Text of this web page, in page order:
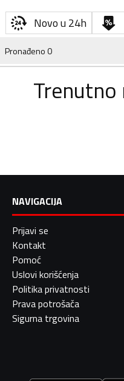
Novo u 24h
Pronađeno0
Trenutno
NAVIGACIJA
Prijavi se
Kontakt
Pomoć
Uslovi korišćenja
Politika privatnosti
Prava potrošača
Sigurna trgovina